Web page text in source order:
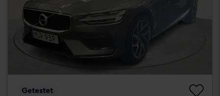
Getestet